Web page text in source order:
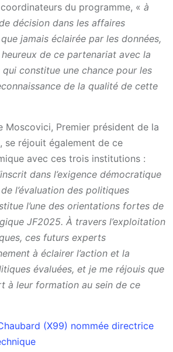
du programme, « à
décision dans les affaires
jamais éclairée par les données,
de ce partenariat avec la
constitue une chance pour les
de la qualité de cette
Moscovici, Premier président de la
se réjouit également de ce
avec ces trois institutions :
dans l’exigence démocratique
l’évaluation des politiques
l’une des orientations fortes de
JF2025. À travers l’exploitation
ces futurs experts
à éclairer l’action et la
évaluées, et je me réjouis que
à leur formation au sein de ce
(X99) nommée directrice